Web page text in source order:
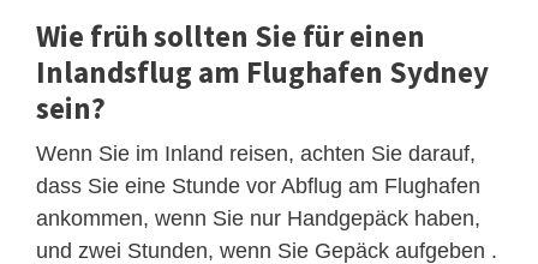
Wie früh sollten Sie für einen
Inlandsflug am Flughafen Sydney
sein?
Wenn Sie im Inland reisen, achten Sie darauf,
dass Sie eine Stunde vor Abflug am Flughafen
ankommen, wenn Sie nur Handgepäck haben,
und zwei Stunden, wenn Sie Gepäck aufgeben .